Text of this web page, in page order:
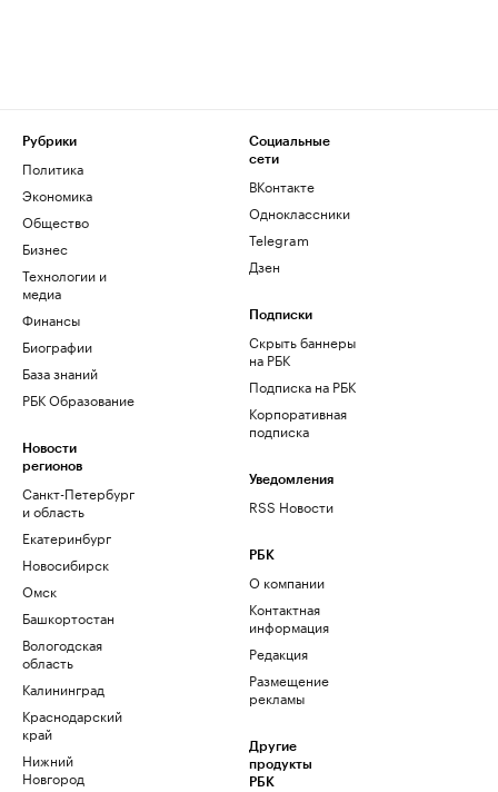
Рубрики
Политика
Экономика
Общество
Бизнес
Технологии и
медиа
Финансы
Биографии
База знаний
РБК Образование
Новости
регионов
Санкт-Петербург
и область
Екатеринбург
Новосибирск
Омск
Башкортостан
Вологодская
область
Калининград
Краснодарский
край
Нижний
Новгород
Социальные
сети
ВКонтакте
Одноклассники
Telegram
Дзен
Подписки
Скрыть баннеры
на РБК
Подписка на РБК
Корпоративная
подписка
Уведомления
RSS Новости
РБК
О компании
Контактная
информация
Редакция
Размещение
рекламы
Другие
продукты
РБК